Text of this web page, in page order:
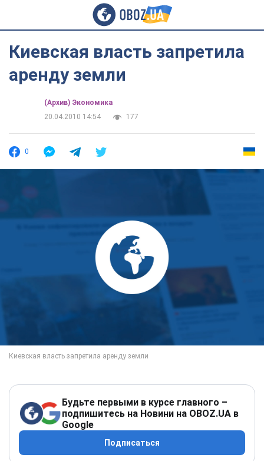
Киевская власть запретила
аренду земли
(Архив) Экономика
20.04.2010 14:54
177
0
Будьте первыми в курсе главного –
подпишитесь на Новини на OBOZ.UA в
Google
Подписаться